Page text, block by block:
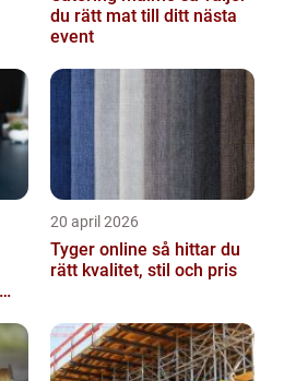
du rätt mat till ditt nästa
event
20 april 2026
Tyger online så hittar du
rätt kvalitet, stil och pris